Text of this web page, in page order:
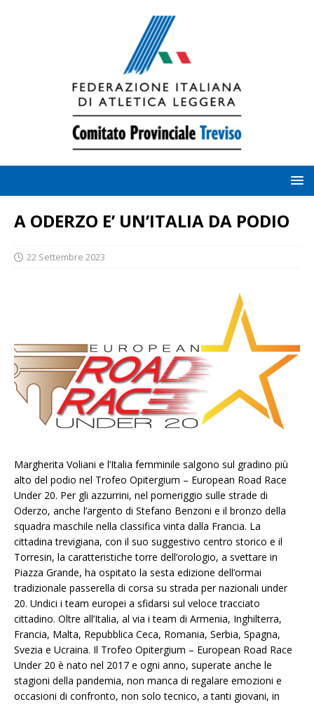
A ODERZO E’ UN’ITALIA DA PODIO
22 Settembre 2023
Margherita Voliani e l’Italia femminile salgono sul gradino più
alto del podio nel Trofeo Opitergium – European Road Race
Under 20. Per gli azzurrini, nel pomeriggio sulle strade di
Oderzo, anche l’argento di Stefano Benzoni e il bronzo della
squadra maschile nella classifica vinta dalla Francia. La
cittadina trevigiana, con il suo suggestivo centro storico e il
Torresin, la caratteristiche torre dell’orologio, a svettare in
Piazza Grande, ha ospitato la sesta edizione dell’ormai
tradizionale passerella di corsa su strada per nazionali under
20. Undici i team europei a sfidarsi sul veloce tracciato
cittadino. Oltre all’Italia, al via i team di Armenia, Inghilterra,
Francia, Malta, Repubblica Ceca, Romania, Serbia, Spagna,
Svezia e Ucraina. Il Trofeo Opitergium – European Road Race
Under 20 è nato nel 2017 e ogni anno, superate anche le
stagioni della pandemia, non manca di regalare emozioni e
occasioni di confronto, non solo tecnico, a tanti giovani, in